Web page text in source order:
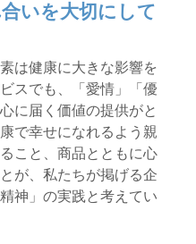
いを大切にして
は健康に大きな影響を
スでも、「愛情」「優
に届く価値の提供がと
で幸せになれるよう親
こと、商品とともに心
が、私たちが掲げる企
神」の実践と考えてい